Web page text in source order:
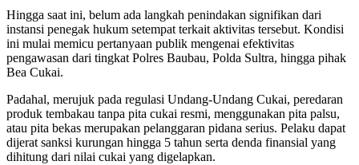
​Hingga saat ini, belum ada langkah penindakan signifikan dari
instansi penegak hukum setempat terkait aktivitas tersebut. Kondisi
ini mulai memicu pertanyaan publik mengenai efektivitas
pengawasan dari tingkat Polres Baubau, Polda Sultra, hingga pihak
Bea Cukai.
​Padahal, merujuk pada regulasi Undang-Undang Cukai, peredaran
produk tembakau tanpa pita cukai resmi, menggunakan pita palsu,
atau pita bekas merupakan pelanggaran pidana serius. Pelaku dapat
dijerat sanksi kurungan hingga 5 tahun serta denda finansial yang
dihitung dari nilai cukai yang digelapkan.